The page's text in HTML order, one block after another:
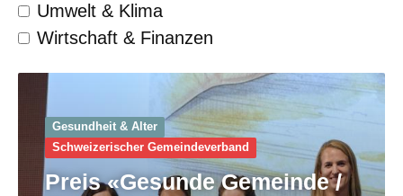
Umwelt & Klima
Wirtschaft & Finanzen
Gesundheit & Alter
Schweizerischer Gemeinde­verband
Preis «Gesunde Gemeinde /